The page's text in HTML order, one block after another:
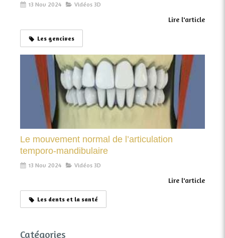
13 Nov 2024 Vidéos 3D
Lire l'article
Les gencives
Le mouvement normal de l’articulation
temporo-mandibulaire
13 Nov 2024 Vidéos 3D
Lire l'article
Les dents et la santé
Catégories